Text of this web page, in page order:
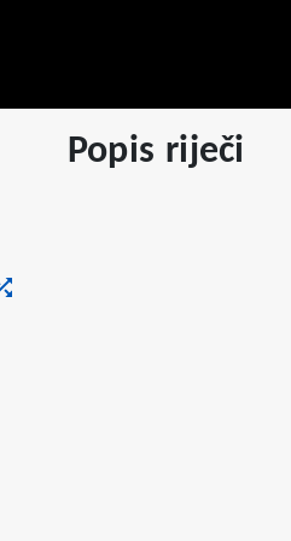
Popis riječi